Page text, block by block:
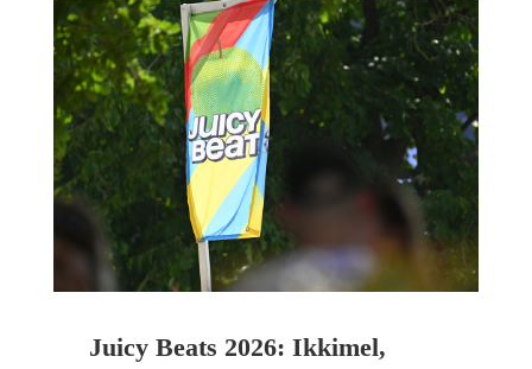
Juicy Beats 2026: Ikkimel,